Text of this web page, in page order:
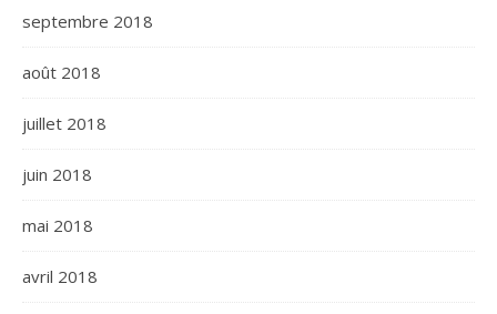
septembre 2018
août 2018
juillet 2018
juin 2018
mai 2018
avril 2018